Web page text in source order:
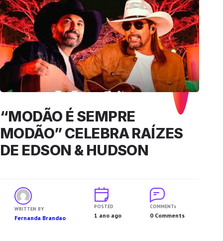
“MODÃO É SEMPRE
MODÃO” CELEBRA RAÍZES
DE EDSON & HUDSON
WRITTEN BY
Fernanda Brandao
POSTED
1 ano ago
COMMENTs
0 Comments
Recipe
Healthy
Soup
Desserts
Dine out
Features
Single post templates